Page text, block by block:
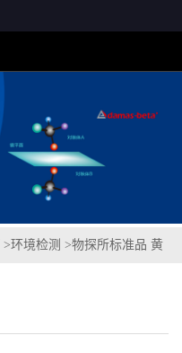
>环境检测 >物探所标准品 黄